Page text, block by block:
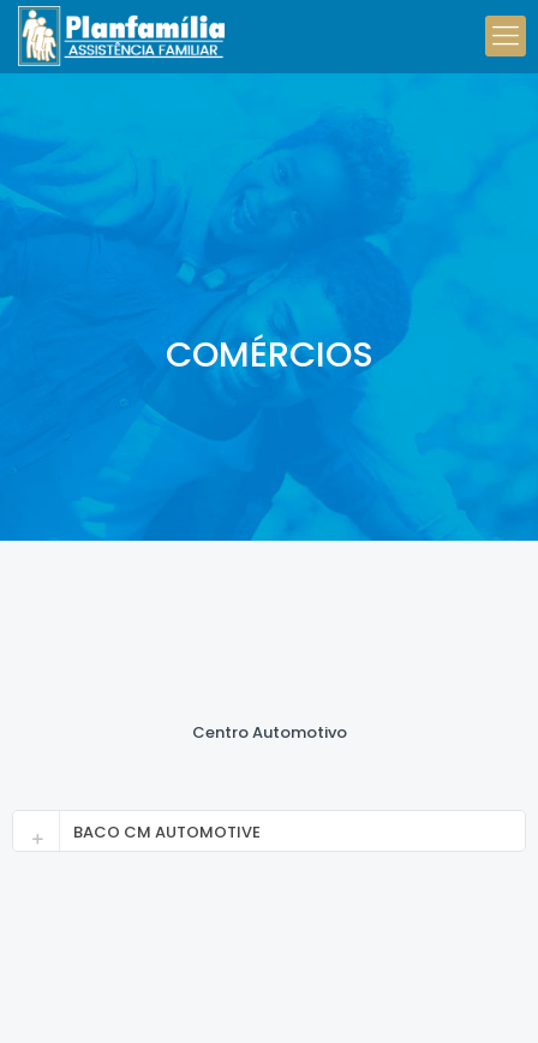
COMÉRCIOS
Centro Automotivo
BACO CM AUTOMOTIVE